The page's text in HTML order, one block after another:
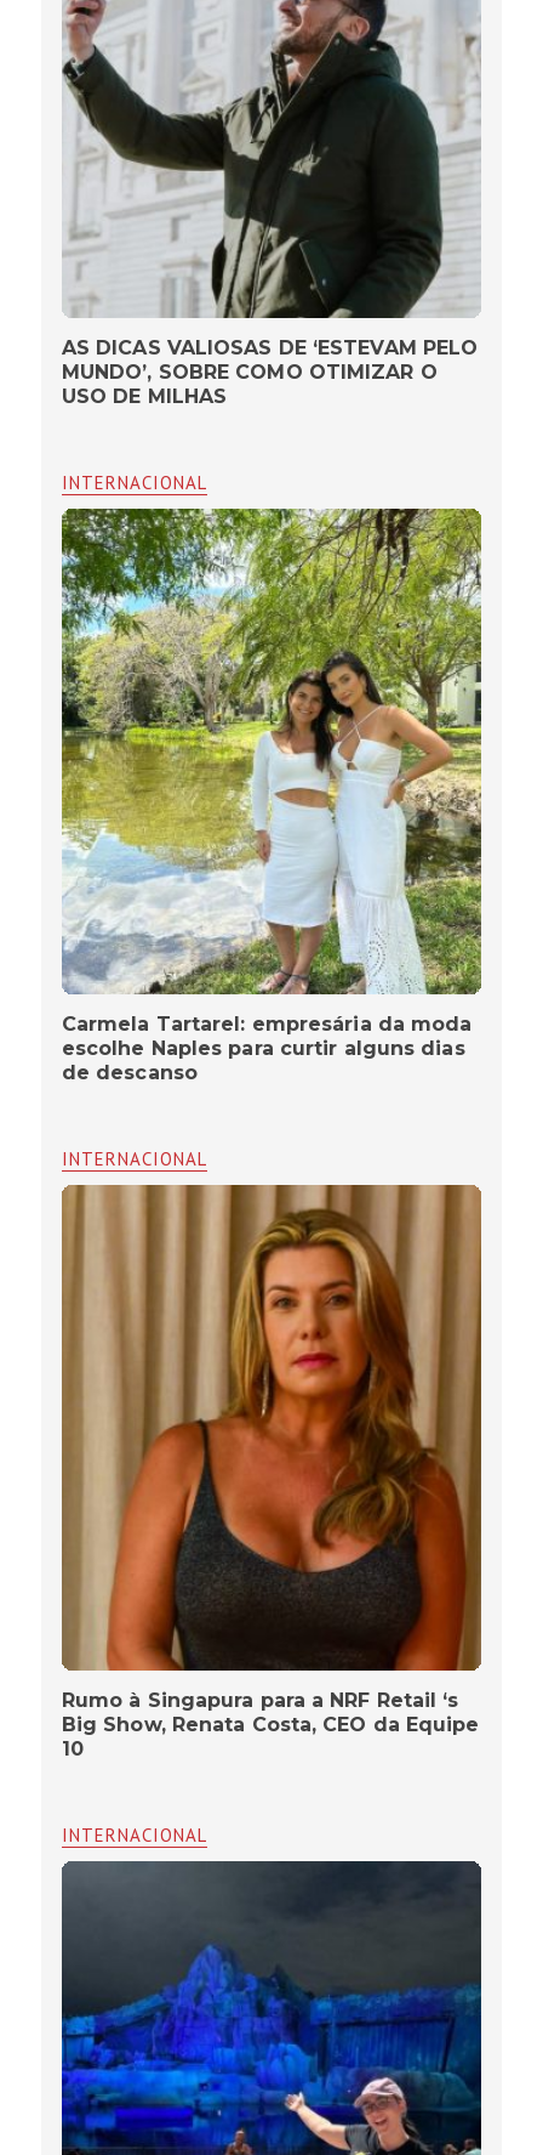
AS DICAS VALIOSAS DE ‘ESTEVAM PELO
MUNDO’, SOBRE COMO OTIMIZAR O
USO DE MILHAS
INTERNACIONAL
Carmela Tartarel: empresária da moda
escolhe Naples para curtir alguns dias
de descanso
INTERNACIONAL
Rumo à Singapura para a NRF Retail ‘s
Big Show, Renata Costa, CEO da Equipe
10
INTERNACIONAL